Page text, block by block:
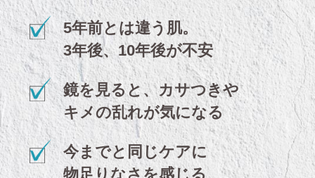
5年前とは違う肌。
3年後、10年後が不安
鏡を見ると、カサつきや
キメの乱れが気になる
今までと同じケアに